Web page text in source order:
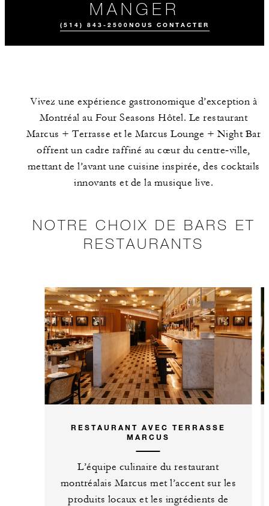
MANGER
(514) 843-2500 NOUS CONTACTER
RÉSERVEZ UNE
TABLE À
NOTRE CHOIX
DE BARS ET
RESTAURANTS
L'ÉQUIPE
Vivez une expérience gastronomique d’exception à
Montréal au Four Seasons Hôtel. Le restaurant
Marcus + Terrasse et le Marcus Lounge + Night Bar
offrent un cadre raffiné au cœur du centre‑ville,
mettant de l’avant une cuisine inspirée, des cocktails
innovants et de la musique live.
NOTRE CHOIX DE BARS ET
RESTAURANTS
RESTAURANT AVEC TERRASSE
MARCUS
L’équipe culinaire du restaurant
montréalais Marcus met l’accent sur les
produits locaux et les ingrédients de